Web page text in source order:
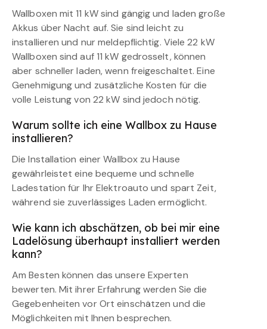
Wallboxen mit 11 kW sind gängig und laden große
Akkus über Nacht auf. Sie sind leicht zu
installieren und nur meldepflichtig. Viele 22 kW
Wallboxen sind auf 11 kW gedrosselt, können
aber schneller laden, wenn freigeschaltet. Eine
Genehmigung und zusätzliche Kosten für die
volle Leistung von 22 kW sind jedoch nötig.
Warum sollte ich eine Wallbox zu Hause
installieren?
Die Installation einer Wallbox zu Hause
gewährleistet eine bequeme und schnelle
Ladestation für Ihr Elektroauto und spart Zeit,
während sie zuverlässiges Laden ermöglicht.
Wie kann ich abschätzen, ob bei mir eine
Ladelösung überhaupt installiert werden
kann?
Am Besten können das unsere Experten
bewerten. Mit ihrer Erfahrung werden Sie die
Gegebenheiten vor Ort einschätzen und die
Möglichkeiten mit Ihnen besprechen.